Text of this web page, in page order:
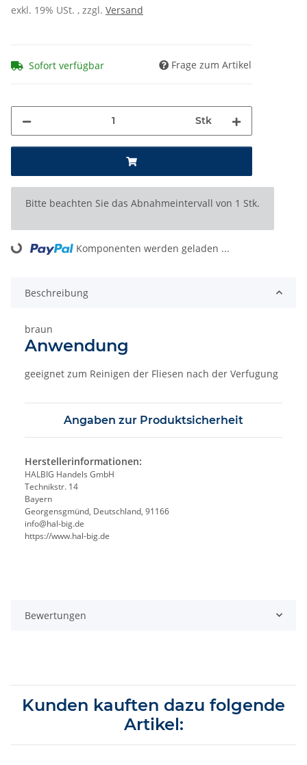
exkl. 19% USt. , zzgl. Versand
Sofort verfügbar Frage zum Artikel
Stk
x
Bitte beachten Sie das Abnahmeintervall von 1 Stk.
Loading... Komponenten werden geladen ...
Beschreibung
braun
Anwendung
geeignet zum Reinigen der Fliesen nach der Verfugung
Angaben zur Produktsicherheit
Herstellerinformationen:
HALBIG Handels GmbH
Technikstr. 14
Bayern
Georgensgmünd, Deutschland, 91166
info@hal-big.de
https://www.hal-big.de
Bewertungen
Kunden kauften dazu folgende
Artikel: